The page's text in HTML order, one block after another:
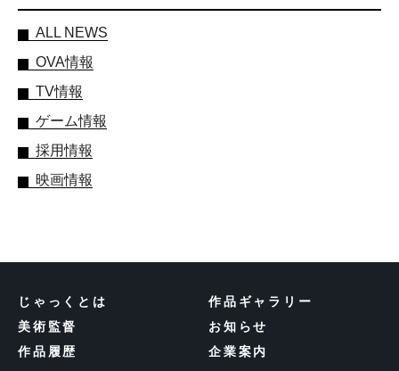
ALL NEWS
OVA情報
TV情報
ゲーム情報
採用情報
映画情報
じゃっくとは
美術監督
作品履歴
作品ギャラリー
お知らせ
企業案内